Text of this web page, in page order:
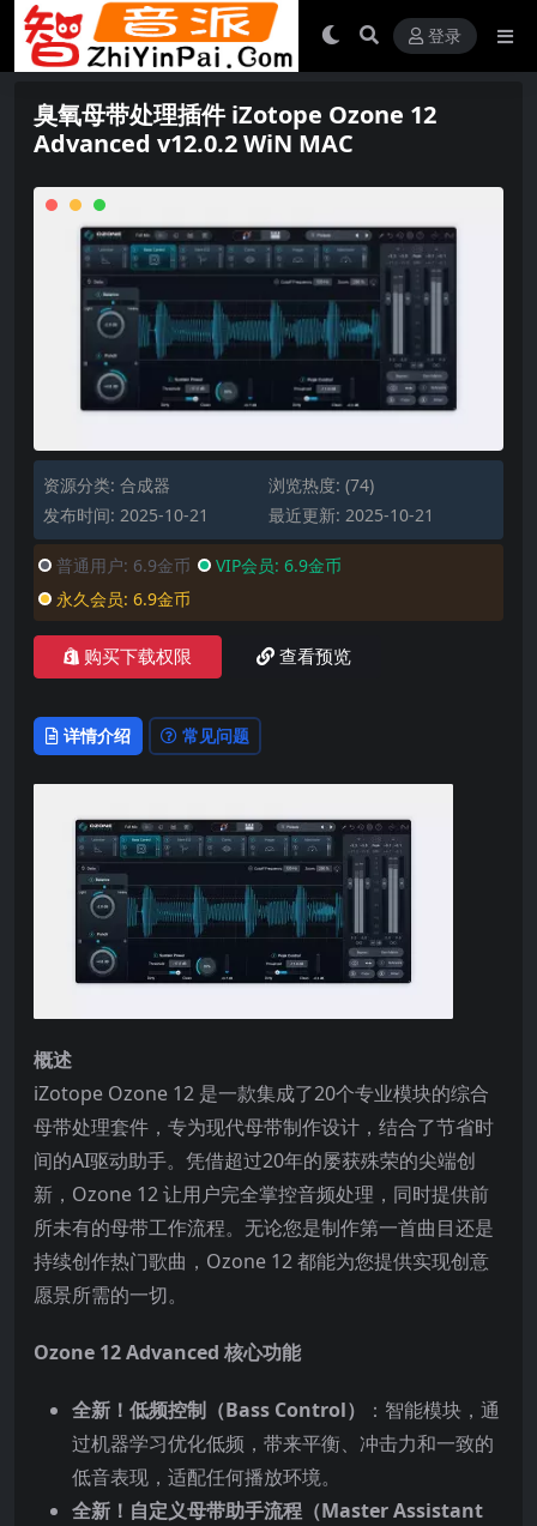
登录
臭氧母带处理插件 iZotope Ozone 12
Advanced v12.0.2 WiN MAC
资源分类: 合成器
浏览热度: (74)
发布时间: 2025-10-21
最近更新: 2025-10-21
普通用户: 6.9金币 VIP会员: 6.9金币
永久会员: 6.9金币
购买下载权限 查看预览
详情介绍 常见问题
概述
iZotope Ozone 12 是一款集成了20个专业模块的综合
母带处理套件，专为现代母带制作设计，结合了节省时
间的AI驱动助手。凭借超过20年的屡获殊荣的尖端创
新，Ozone 12 让用户完全掌控音频处理，同时提供前
所未有的母带工作流程。无论您是制作第一首曲目还是
持续创作热门歌曲，Ozone 12 都能为您提供实现创意
愿景所需的一切。
Ozone 12 Advanced 核心功能
全新！低频控制（Bass Control）
：智能模块，通
过机器学习优化低频，带来平衡、冲击力和一致的
低音表现，适配任何播放环境。
全新！自定义母带助手流程（Master Assistant